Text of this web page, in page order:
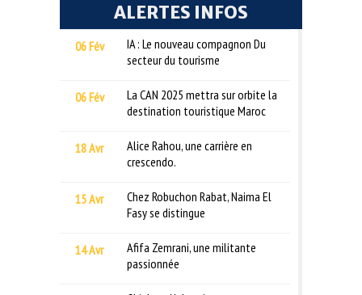
ALERTES INFOS
06 Fév
IA : Le nouveau compagnon Du
secteur du tourisme
06 Fév
La CAN 2025 mettra sur orbite la
destination touristique Maroc
18 Avr
Alice Rahou, une carrière en
crescendo.
15 Avr
Chez Robuchon Rabat, Naima El
Fasy se distingue
14 Avr
Afifa Zemrani, une militante
passionnée